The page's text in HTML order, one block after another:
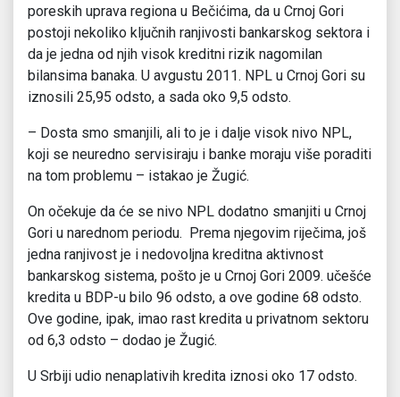
poreskih uprava regiona u Bečićima, da u Crnoj Gori
postoji nekoliko ključnih ranjivosti bankarskog sektora i
da je jedna od njih visok kreditni rizik nagomilan
bilansima banaka. U avgustu 2011. NPL u Crnoj Gori su
iznosili 25,95 odsto, a sada oko 9,5 odsto.
– Dosta smo smanjili, ali to je i dalje visok nivo NPL,
koji se neuredno servisiraju i banke moraju više poraditi
na tom problemu – istakao je Žugić.
On očekuje da će se nivo NPL dodatno smanjiti u Crnoj
Gori u narednom periodu. Prema njegovim riječima, još
jedna ranjivost je i nedovoljna kreditna aktivnost
bankarskog sistema, pošto je u Crnoj Gori 2009. učešće
kredita u BDP-u bilo 96 odsto, a ove godine 68 odsto.
Ove godine, ipak, imao rast kredita u privatnom sektoru
od 6,3 odsto – dodao je Žugić.
U Srbiji udio nenaplativih kredita iznosi oko 17 odsto.